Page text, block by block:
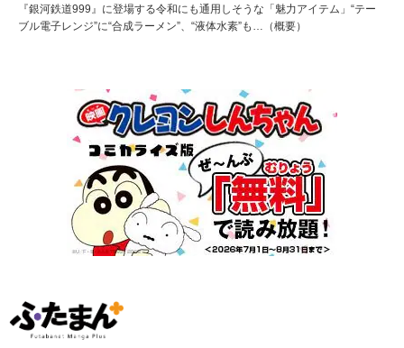
『銀河鉄道999』に登場する令和にも通用しそうな「魅力アイテム」“テー
ブル電子レンジ”に“合成ラーメン”、“液体水素”も…（概要）